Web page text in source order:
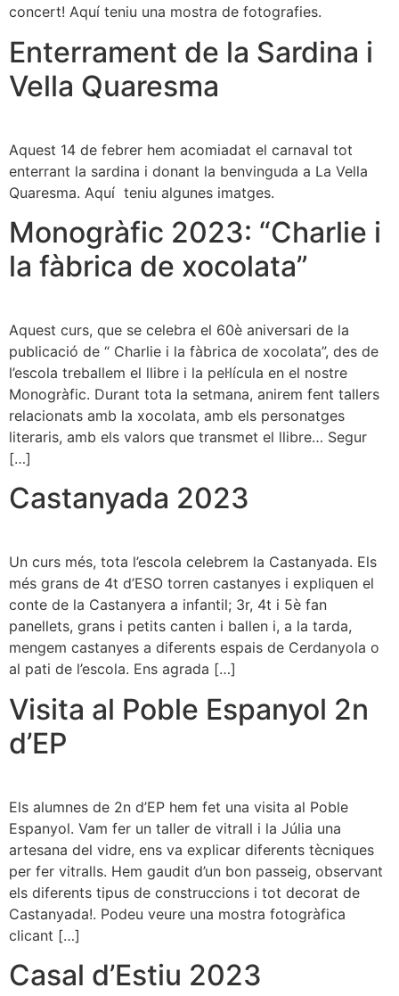
concert! Aquí teniu una mostra de fotografies.
Enterrament de la Sardina i
Vella Quaresma
Aquest 14 de febrer hem acomiadat el carnaval tot
enterrant la sardina i donant la benvinguda a La Vella
Quaresma. Aquí teniu algunes imatges.
Monogràfic 2023: “Charlie i
la fàbrica de xocolata”
Aquest curs, que se celebra el 60è aniversari de la
publicació de “ Charlie i la fàbrica de xocolata”, des de
l’escola treballem el llibre i la pel·lícula en el nostre
Monogràfic. Durant tota la setmana, anirem fent tallers
relacionats amb la xocolata, amb els personatges
literaris, amb els valors que transmet el llibre… Segur
[…]
Castanyada 2023
Un curs més, tota l’escola celebrem la Castanyada. Els
més grans de 4t d’ESO torren castanyes i expliquen el
conte de la Castanyera a infantil; 3r, 4t i 5è fan
panellets, grans i petits canten i ballen i, a la tarda,
mengem castanyes a diferents espais de Cerdanyola o
al pati de l’escola. Ens agrada […]
Visita al Poble Espanyol 2n
d’EP
Els alumnes de 2n d’EP hem fet una visita al Poble
Espanyol. Vam fer un taller de vitrall i la Júlia una
artesana del vidre, ens va explicar diferents tècniques
per fer vitralls. Hem gaudit d’un bon passeig, observant
els diferents tipus de construccions i tot decorat de
Castanyada!. Podeu veure una mostra fotogràfica
clicant […]
Casal d’Estiu 2023